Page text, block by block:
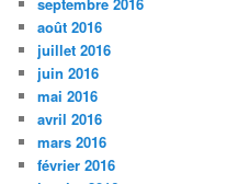
août 2016
juillet 2016
juin 2016
mai 2016
avril 2016
mars 2016
février 2016